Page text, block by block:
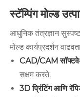
स्टॅम्पिंग मोल्ड
आधुनिक तंत्रज्ञान
मोल्ड कार्यप्रदर्शन
CAD/CAM
सक्षम करते.
3D प्रिंटिंग आणि